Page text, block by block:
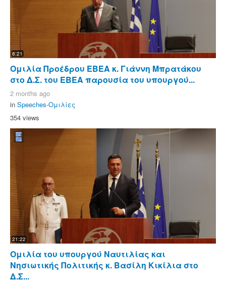
8:21
Ομιλία Προέδρου ΕΒΕΑ κ. Γιάννη Μπρατάκου
στο Δ.Σ. του ΕΒΕΑ παρουσία του υπουργού...
2 months ago
in Speeches-Ομιλίες
354 views
21:22
Ομιλία του υπουργού Ναυτιλίας και
Νησιωτικής Πολιτικής κ. Βασίλη Κικίλια στο
Δ.Σ...